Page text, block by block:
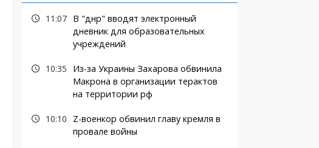
11:07
В "днр" вводят электронный
дневник для образовательных
учреждений
10:35
Из-за Украины Захарова обвинила
Макрона в организации терактов
на территории рф
10:10
Z-военкор обвинил главу кремля в
провале войны